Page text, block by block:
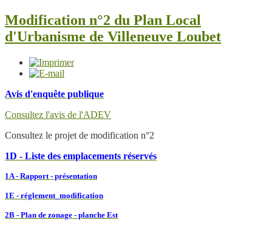
Modification n°2 du Plan Local
d'Urbanisme de Villeneuve Loubet
Avis d'enquête publique
Consultez l'avis de l'ADEV
Consultez le projet de modification n°2
1D - Liste des emplacements réservés
1A - Rapport - présentation
1E - réglement_modification
2B - Plan de zonage - planche Est